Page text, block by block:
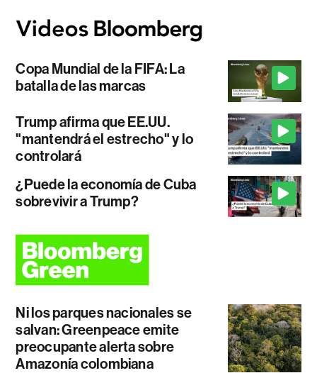
Copa Mundial de la FIFA: La
batalla de las marcas
Trump afirma que EE.UU.
"mantendrá el estrecho" y lo
controlará
¿Puede la economía de Cuba
sobrevivir a Trump?
Ni los parques nacionales se
salvan: Greenpeace emite
preocupante alerta sobre
Amazonía colombiana